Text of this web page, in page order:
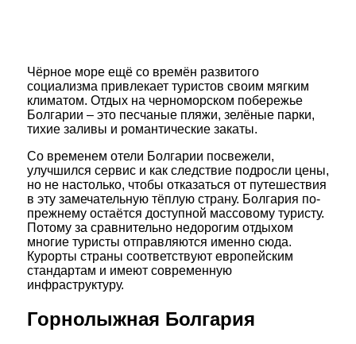
Чёрное море ещё со времён развитого
социализма привлекает туристов своим мягким
климатом. Отдых на черноморском побережье
Болгарии – это песчаные пляжи, зелёные парки,
тихие заливы и романтические закаты.
Со временем отели Болгарии посвежели,
улучшился сервис и как следствие подросли цены,
но не настолько, чтобы отказаться от путешествия
в эту замечательную тёплую страну. Болгария по-
прежнему остаётся доступной массовому туристу.
Потому за сравнительно недорогим отдыхом
многие туристы отправляются именно сюда.
Курорты страны соответствуют европейским
стандартам и имеют современную
инфраструктуру.
Горнолыжная Болгария